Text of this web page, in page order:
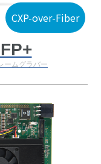
CXP-over-Fiber
ームグラバー